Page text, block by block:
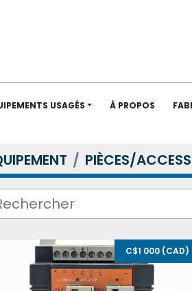
USAGÉS À PROPOS
PIÈCES/
C$1 000 (CAD)